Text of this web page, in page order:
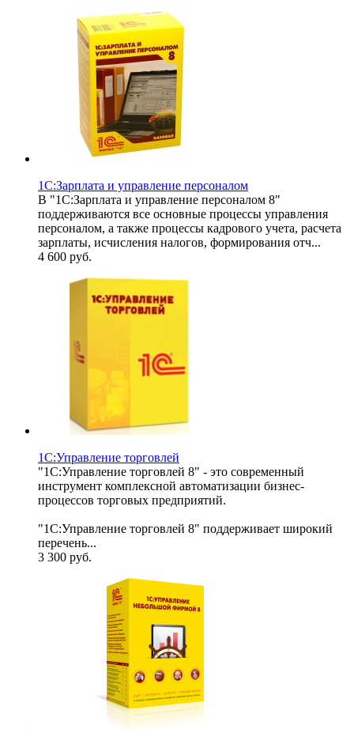
1С:Зарплата и управление персоналом
В "1С:Зарплата и управление персоналом 8"
поддерживаются все основные процессы управления
персоналом, а также процессы кадрового учета, расчета
зарплаты, исчисления налогов, формирования отч...
4 600 руб.
1С:Управление торговлей
"1С:Управление торговлей 8" - это современный
инструмент комплексной автоматизации бизнес-
процессов торговых предприятий.
"1С:Управление торговлей 8" поддерживает широкий
перечень...
3 300 руб.